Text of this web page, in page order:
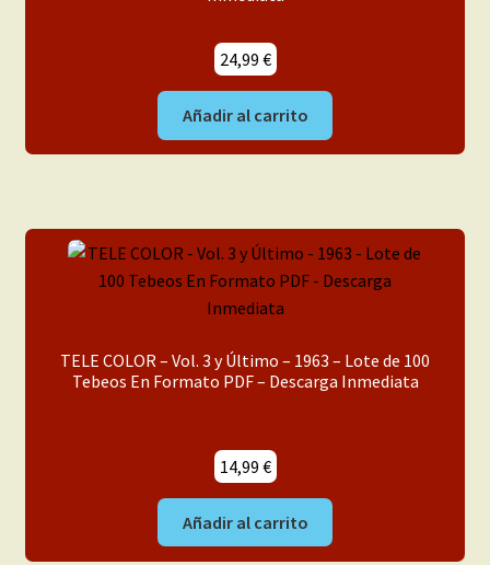
24,99 €
Añadir al carrito
TELE COLOR – Vol. 3 y Último – 1963 – Lote de 100
Tebeos En Formato PDF – Descarga Inmediata
14,99 €
Añadir al carrito